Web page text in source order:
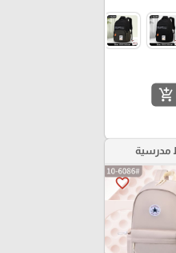
add_shopping_cart
favorite_border